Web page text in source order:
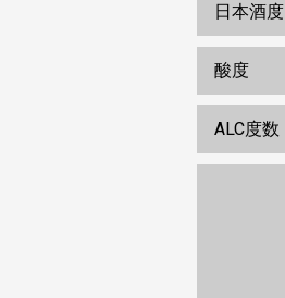
日本酒度
酸度
ALC度数